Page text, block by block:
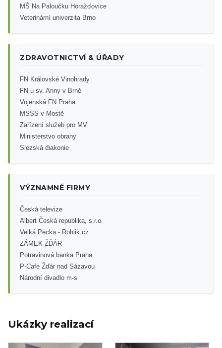
MŠ Na Paloučku Horažďovice
Veterinární univerzita Brno
ZDRAVOTNICTVÍ & ÚŘADY
FN Královské Vinohrady
FN u sv. Anny v Brně
Vojenská FN Praha
MSSS v Mostě
Zařízení služeb pro MV
Ministerstvo obrany
Slezská diakonie
VÝZNAMNÉ FIRMY
Česká televize
Albert Česká republika, s.r.o.
Velká Pecka - Rohlik.cz
ZÁMEK ŽĎÁR
Potravinová banka Praha
P-Cafe Žďár nad Sázavou
Národní divadlo m-s
Ukázky realizací